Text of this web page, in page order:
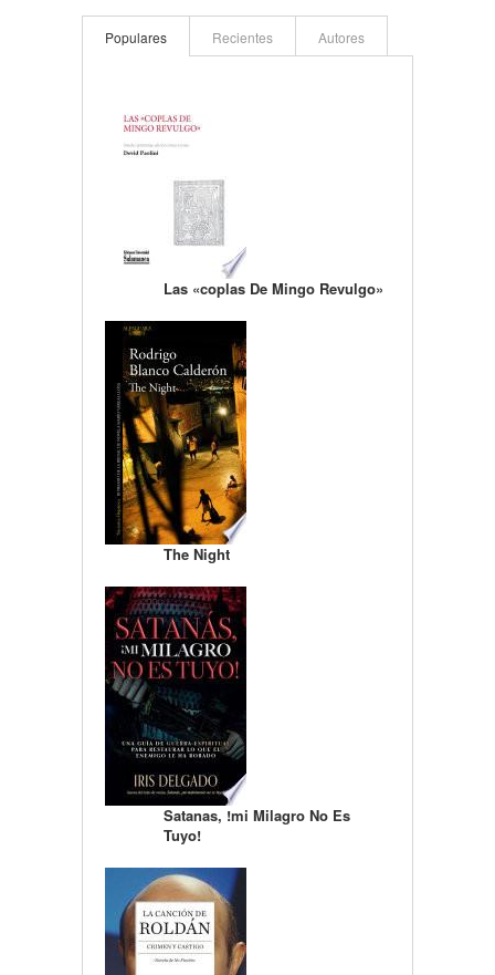
Populares Recientes Autores
Las «coplas De Mingo Revulgo»
The Night
Satanas, !mi Milagro No Es
Tuyo!